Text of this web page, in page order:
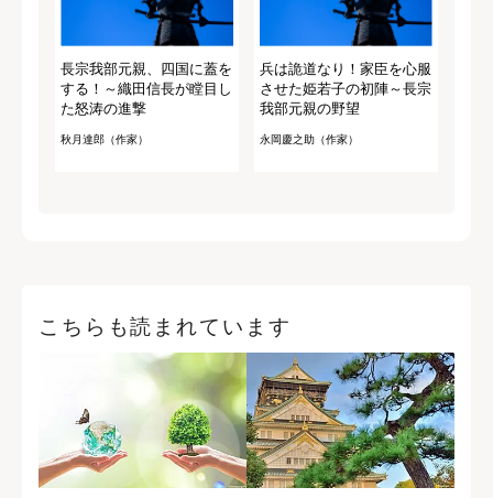
長宗我部元親、四国に蓋を
する！～織田信長が瞠目し
た怒涛の進撃
秋月達郎（作家）
兵は詭道なり！家臣を心服
させた姫若子の初陣～長宗
我部元親の野望
永岡慶之助（作家）
こちらも読まれています